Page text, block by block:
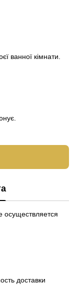
ванної кімнати.
осуществляется
доставки